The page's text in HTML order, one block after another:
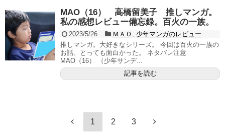
MAO（16） 高橋留美子 推しマンガ。
私の感想レビュー備忘録。百火の一族。
2023/5/26 ＭＡＯ
少年マンガのレビュー
推しマンガ。大好きなシリーズ。 今回は百火の一族の
お話、とっても面白かった。 ネタバレ注意
MAO（16） （少年サンデ...
記事を読む
1 2 3